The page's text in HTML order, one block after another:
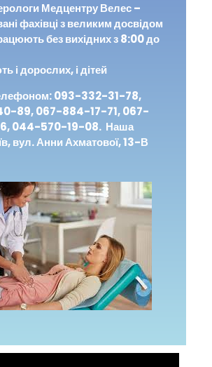
Медцентру Велес –
фахівці з великим досвідом
без вихідних з 8:00 до
і дорослих, і дітей
093-332-31-78,
89, 067-884-17-71, 067-
044-570-19-08. Наша
вул. Анни Ахматової, 13-В